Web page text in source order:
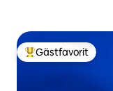
Populär gästfavorit
Gästfavorit